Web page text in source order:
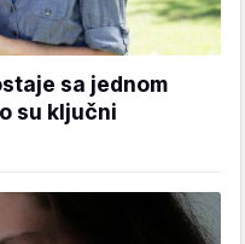
sa jednom
su ključni